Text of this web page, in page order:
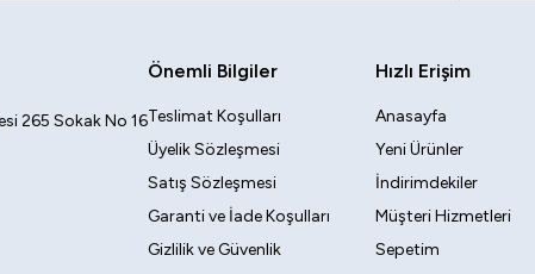
265 Sokak No 16
Önemli Bilgiler
Teslimat Koşulları
Üyelik Sözleşmesi
Satış Sözleşmesi
Garanti ve İade Koşulları
Gizlilik ve Güvenlik
Hızlı Erişim
Anasayfa
Yeni Ürünler
İndirimdekiler
Müşteri Hizmetleri
Sepetim